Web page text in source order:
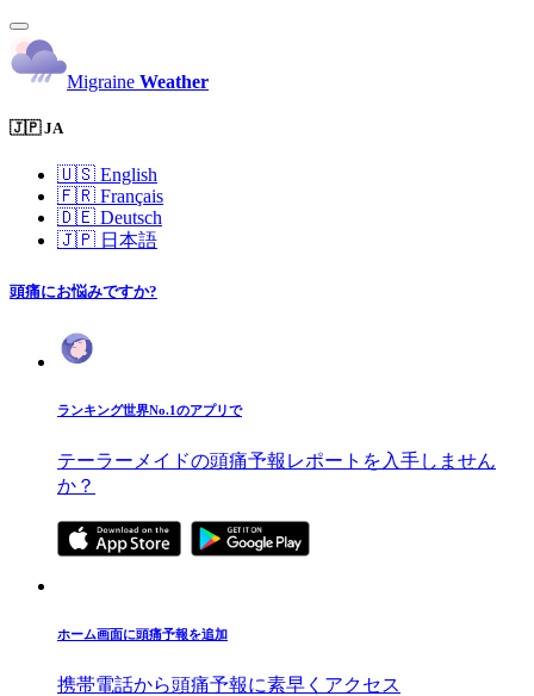
Migraine Weather
🇯🇵 JA
🇺🇸 English
🇫🇷 Français
🇩🇪 Deutsch
🇯🇵 日本語
頭痛にお悩みですか?
ランキング世界No.1のアプリで
テーラーメイドの頭痛予報レポートを入手しません
か？
ホーム画面に頭痛予報を追加
携帯電話から頭痛予報に素早くアクセス